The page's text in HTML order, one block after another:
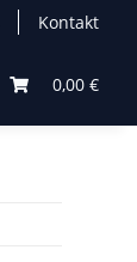
Kontakt
0,00 €